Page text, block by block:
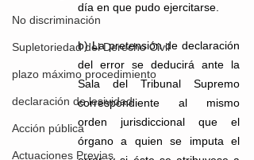
No discriminación
Supletoriedad del Derecho Civil
plazo máximo procedimiento
declaración de lesividad
Acción pública
Actuaciones Previas
día en que pudo ejercitarse.
b) La pretensión de declaración
del error se deducirá ante la
Sala del Tribunal Supremo
correspondiente al mismo
orden jurisdiccional que el
órgano a quien se imputa el